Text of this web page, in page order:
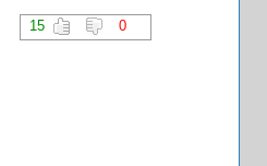
15 0